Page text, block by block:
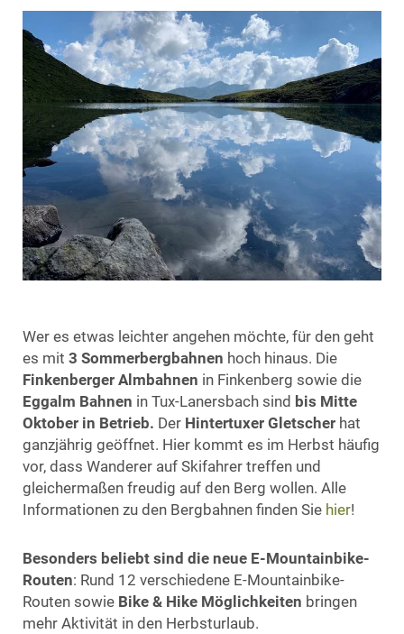
Wer es etwas leichter angehen möchte, für den geht
es mit 3 Sommerbergbahnen hoch hinaus. Die
Finkenberger Almbahnen in Finkenberg sowie die
Eggalm Bahnen in Tux-Lanersbach sind bis Mitte
Oktober in Betrieb. Der Hintertuxer Gletscher hat
ganzjährig geöffnet. Hier kommt es im Herbst häufig
vor, dass Wanderer auf Skifahrer treffen und
gleichermaßen freudig auf den Berg wollen. Alle
Informationen zu den Bergbahnen finden Sie hier!
Besonders beliebt sind die neue E-Mountainbike-
Routen: Rund 12 verschiedene E-Mountainbike-
Routen sowie Bike & Hike Möglichkeiten bringen
mehr Aktivität in den Herbsturlaub.